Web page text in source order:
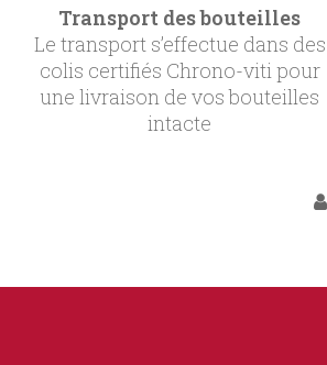
Transport des bouteilles
Le transport s’effectue dans des
colis certifiés Chrono-viti pour
une livraison de vos bouteilles
intacte